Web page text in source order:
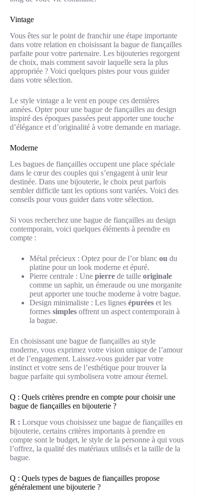
Vintage
Vous êtes sur le point de franchir une étape importante
dans votre relation en choisissant la bague de fiançailles
parfaite pour votre partenaire. Les bijouteries regorgent
de choix, mais comment savoir laquelle sera la plus
appropriée ? Voici quelques pistes pour vous guider
dans votre sélection.
Le style vintage a le vent en poupe ces dernières
années. Opter pour une bague de fiançailles au design
inspiré des époques passées peut apporter une touche
d’élégance et d’originalité à votre demande en mariage.
Moderne
Les bagues de fiançailles occupent une place spéciale
dans le cœur des couples qui s’engagent à unir leur
destinée. Dans une bijouterie, le choix peut parfois
sembler difficile tant les options sont variées. Voici des
conseils pour vous guider dans votre sélection.
Si vous recherchez une bague de fiançailles au design
contemporain, voici quelques éléments à prendre en
compte :
Métal précieux : Optez pour de l’or blanc ou du
platine pour un look moderne et épuré.
Pierre centrale : Une pierre de taille originale
comme un saphir, un émeraude ou une morganite
peut apporter une touche moderne à votre bague.
Design minimaliste : Les lignes épurées et les
formes simples offrent un aspect contemporain à
la bague.
En choisissant une bague de fiançailles au style
moderne, vous exprimez votre vision unique de l’amour
et de l’engagement. Laissez-vous guider par votre
instinct et votre sens de l’esthétique pour trouver la
bague parfaite qui symbolisera votre amour éternel.
Q : Quels critères prendre en compte pour choisir une
bague de fiançailles en bijouterie ?
R : Lorsque vous choisissez une bague de fiançailles en
bijouterie, certains critères importants à prendre en
compte sont le budget, le style de la personne à qui vous
l’offrez, la qualité des matériaux utilisés et la taille de la
bague.
Q : Quels types de bagues de fiançailles propose
généralement une bijouterie ?